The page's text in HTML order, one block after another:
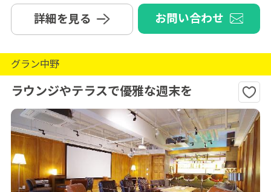
詳細を見る お問い合わせ
グラン中野
ラウンジやテラスで優雅な週末を